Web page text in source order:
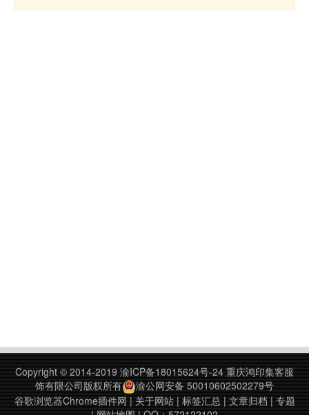
Copyright © 2014-2019 渝ICP备18015624号-24 重庆鸿印集客服
饰有限公司版权所有
渝公网安备 50010602502279号
谷歌浏览器Chrome插件网 | 关于网站| 标签汇总| 文章归档 | 专题